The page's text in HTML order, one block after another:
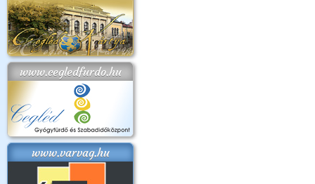
www.cegledfurdo.hu
www.varvag.hu